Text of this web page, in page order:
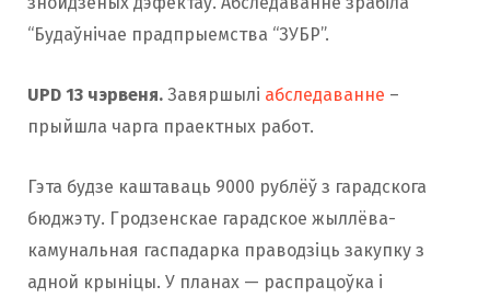
“Будаўнічае прадпрыемства “ЗУБР”.
UPD 13 чэрвеня. Завяршылі абследаванне –
прыйшла чарга праектных работ.
Гэта будзе каштаваць 9000 рублёў з гарадскога
бюджэту. Гродзенскае гарадское жыллёва-
камунальная гаспадарка праводзіць закупку з
адной крыніцы. У планах — распрацоўка і